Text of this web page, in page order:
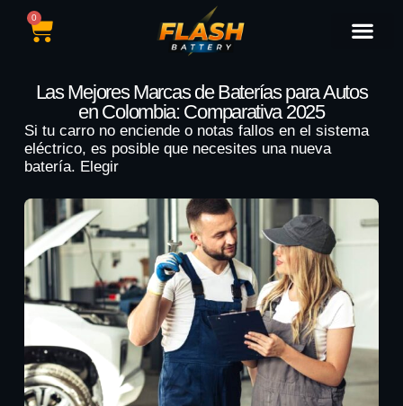
0
Las Mejores Marcas de Baterías para Autos
en Colombia: Comparativa 2025
Si tu carro no enciende o notas fallos en el sistema
eléctrico, es posible que necesites una nueva
batería. Elegir